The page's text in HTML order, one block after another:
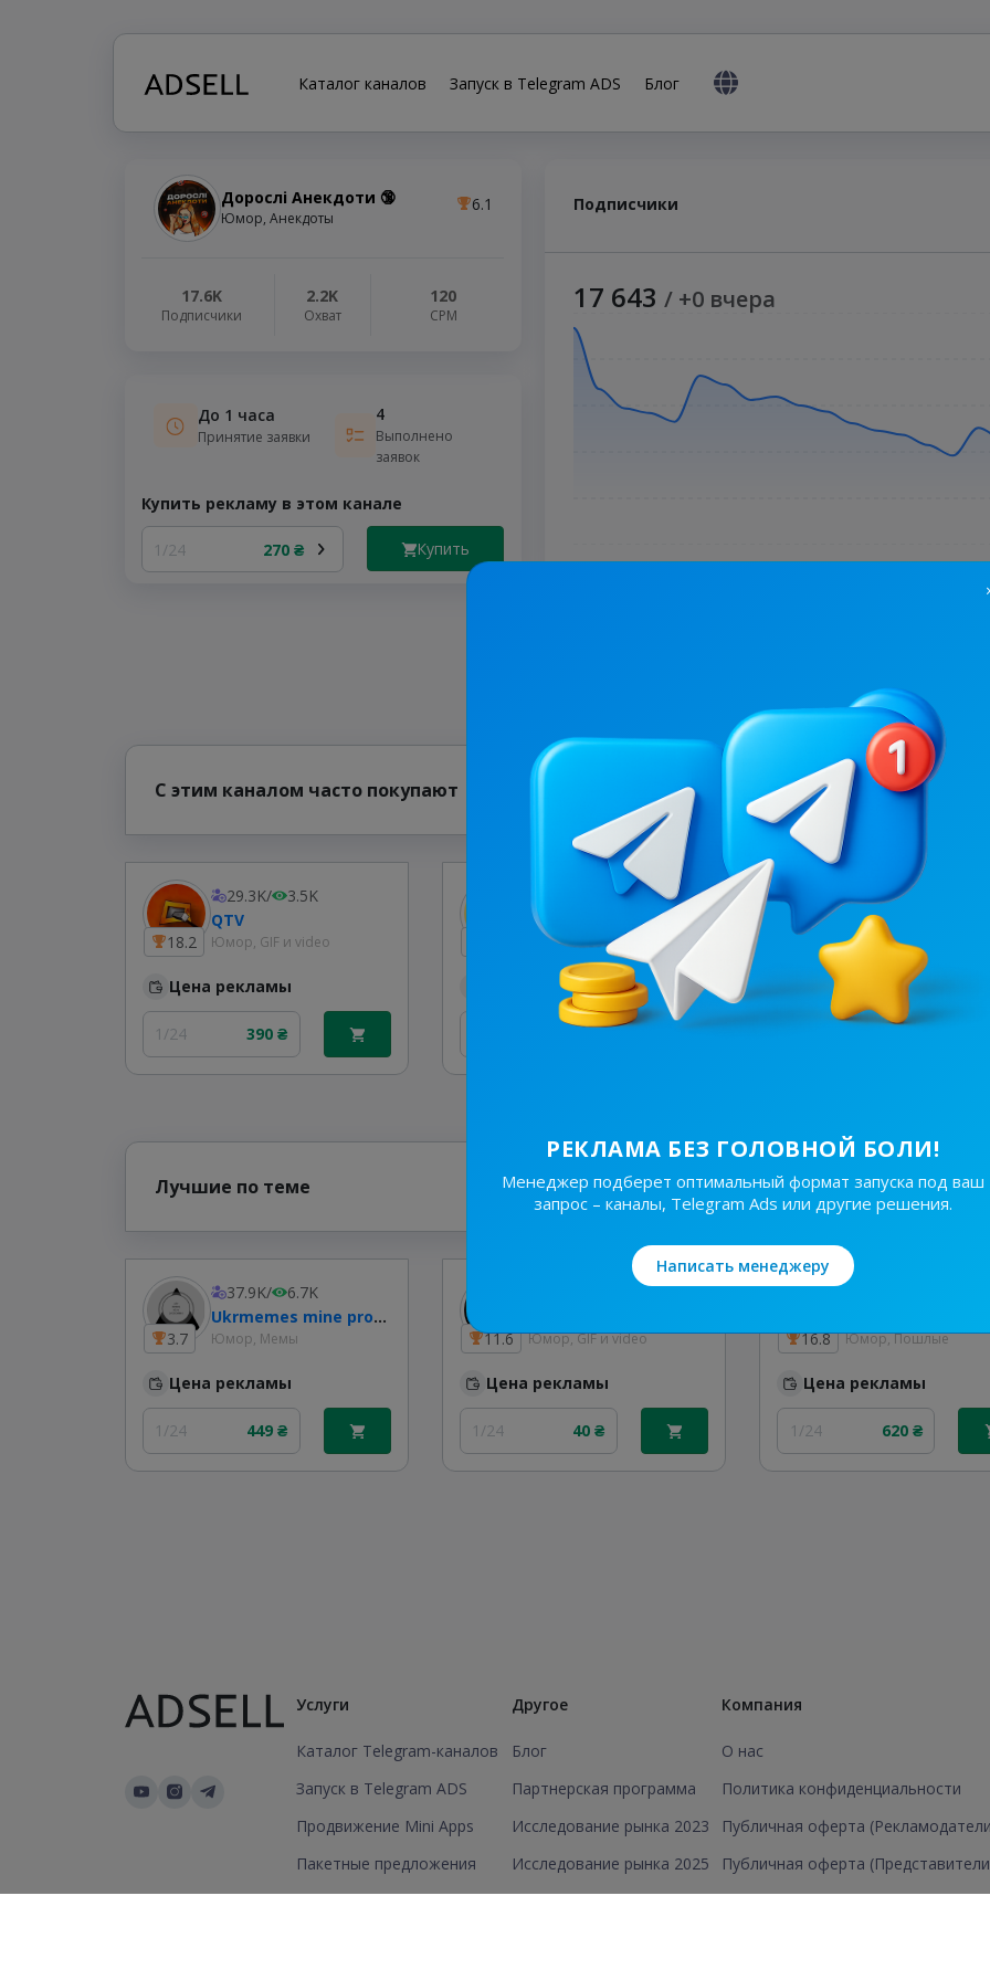
Каталог каналов Запуск в Telegram ADS Блог
Дорослі Анекдоти 🔞
Юмор, Анекдоты
6.1
17.6K
Подписчики
2.2K
Охват
120
СРМ
До 1 часа
Принятие заявки
4
Выполнено
заявок
Купить рекламу в этом канале
1/24 270 ₴ Купить
Подписчики
17 643 / +0 вчера
С этим каналом часто покупают
18.2
29.3K/
3.5K
QTV
Юмор, GIF и video
Цена рекламы
1/24 390 ₴
4.2K
Приколи UA: гумор та жарти
Юмор
Цена рекламы
450 ₴
6.1
21.2K/
Full Video
Юмор, Мужское
Цена рекламы
Лучшие по теме
3.7
37.9K/
6.7K
Ukrmemes mine problemes
Юмор, Мемы
Цена рекламы
1/24 449 ₴
11.6 Юмор, GIF и video
Цена рекламы
1/24 40 ₴
16.8 Юмор, Пошлые
Цена рекламы
1/24 620 ₴
Услуги
Каталог Telegram-каналов
Запуск в Telegram ADS
Продвижение Mini Apps
Пакетные предложения
Добавить канал/группу
Другое
Блог
Партнерская программа
Исследование рынка 2023
Исследование рынка 2025
Компания
О нас
Политика конфиденциальности
Публичная оферта
Публичная оферта
РЕКЛАМА БЕЗ ГОЛОВНОЙ БОЛИ!
Менеджер подберет оптимальный формат запуска под ваш
запрос – каналы, Telegram Ads или другие решения.
Написать менеджеру